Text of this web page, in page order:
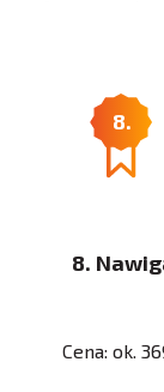
8.
8.
Cena: ok.